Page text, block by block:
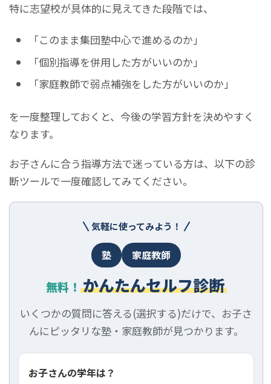
特に志望校が具体的に見えてきた段階では、
「このまま集団塾中心で進めるのか」
「個別指導を併用した方がいいのか」
「家庭教師で弱点補強をした方がいいのか」
を一度整理しておくと、今後の学習方針を決めやすく
なります。
お子さんに合う指導方法で迷っている方は、以下の診
断ツールで一度確認してみてください。
気軽に使ってみよう！
塾 家庭教師
無料！ かんたんセルフ診断
いくつかの質問に答える(選択する)だけで、お子さ
んにピッタリな塾・家庭教師が見つかります。
お子さんの学年は？